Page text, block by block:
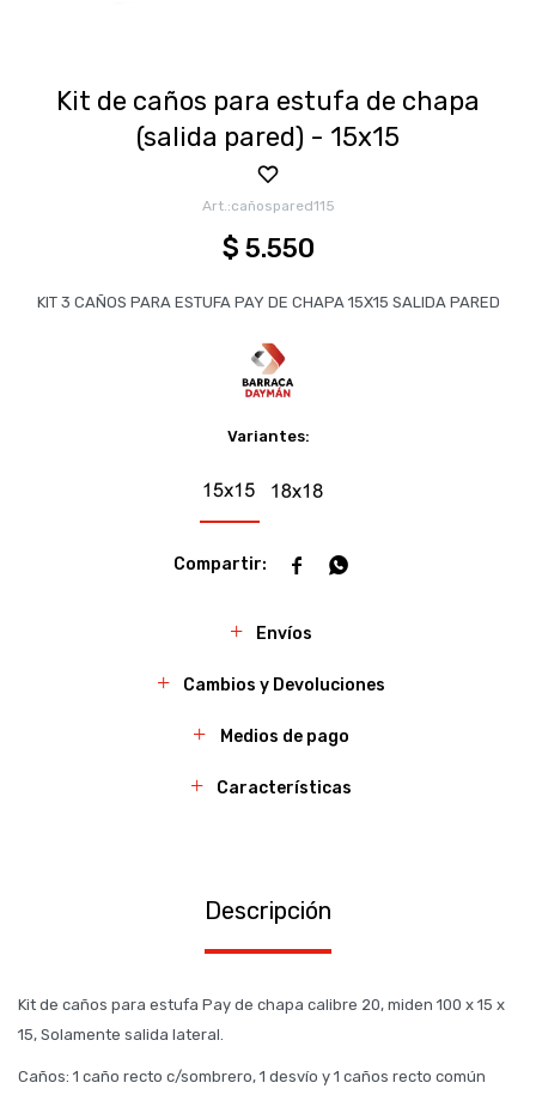
Kit de caños para estufa de chapa
(salida pared) - 15x15
cañospared115
$ 5.550
KIT 3 CAÑOS PARA ESTUFA PAY DE CHAPA 15X15 SALIDA PARED
Variantes:
 
Envíos
Cambios y Devoluciones
Medios de pago
Características
Descripción
Kit de caños para estufa Pay de chapa calibre 20, miden 100 x 15 x
15, Solamente salida lateral.
Caños: 1 caño recto c/sombrero, 1 desvío y 1 caños recto común